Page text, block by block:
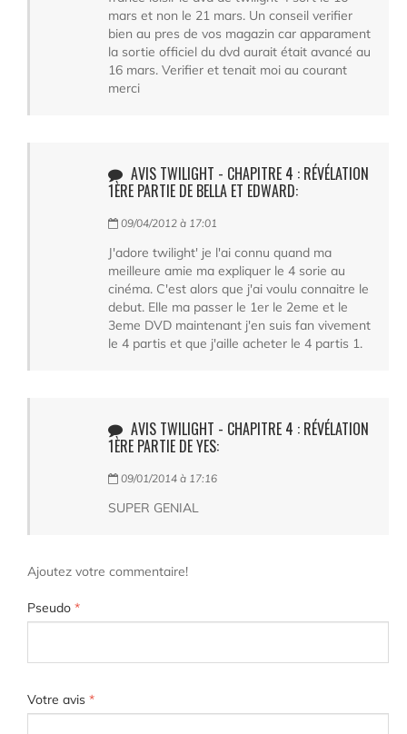
mars et non le 21 mars. Un conseil verifier
bien au pres de vos magazin car apparament
la sortie officiel du dvd aurait était avancé au
16 mars. Verifier et tenait moi au courant
merci
AVIS TWILIGHT - CHAPITRE 4 : RÉVÉLATION
1ÈRE PARTIE DE BELLA ET EDWARD:
09/04/2012 à 17:01
J'adore twilight' je l'ai connu quand ma
meilleure amie ma expliquer le 4 sorie au
cinéma. C'est alors que j'ai voulu connaitre le
debut. Elle ma passer le 1er le 2eme et le
3eme DVD maintenant j'en suis fan vivement
le 4 partis et que j'aille acheter le 4 partis 1.
AVIS TWILIGHT - CHAPITRE 4 : RÉVÉLATION
1ÈRE PARTIE DE YES:
09/01/2014 à 17:16
SUPER GENIAL
Ajoutez votre commentaire!
Pseudo *
Votre avis *